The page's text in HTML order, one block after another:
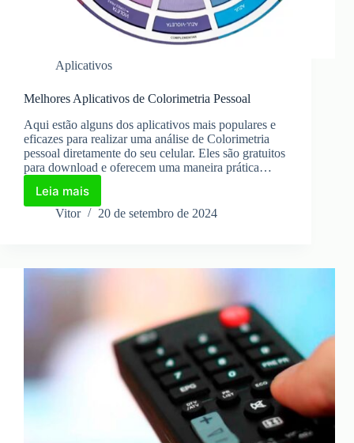
Aplicativos
Melhores Aplicativos de Colorimetria Pessoal
Aqui estão alguns dos aplicativos mais populares e
eficazes para realizar uma análise de Colorimetria
pessoal diretamente do seu celular. Eles são gratuitos
para download e oferecem uma maneira prática…
Leia mais
Melhores
Aplicativos
Vitor 20 de setembro de 2024